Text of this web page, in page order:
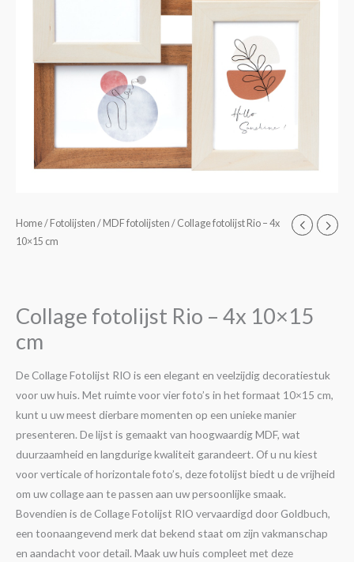
Home/ Fotolijsten / MDF fotolijsten / Collage fotolijst Rio – 4x
10×15 cm
Collage fotolijst Rio – 4x 10×15
cm
De Collage Fotolijst RIO is een elegant en veelzijdig decoratiestuk
voor uw huis. Met ruimte voor vier foto’s in het formaat 10×15 cm,
kunt u uw meest dierbare momenten op een unieke manier
presenteren. De lijst is gemaakt van hoogwaardig MDF, wat
duurzaamheid en langdurige kwaliteit garandeert. Of u nu kiest
voor verticale of horizontale foto’s, deze fotolijst biedt u de vrijheid
om uw collage aan te passen aan uw persoonlijke smaak.
Bovendien is de Collage Fotolijst RIO vervaardigd door Goldbuch,
een toonaangevend merk dat bekend staat om zijn vakmanschap
en aandacht voor detail. Maak uw huis compleet met deze
Collage
fotolijst
10x15
cm